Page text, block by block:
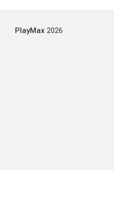
PlayMax 2026